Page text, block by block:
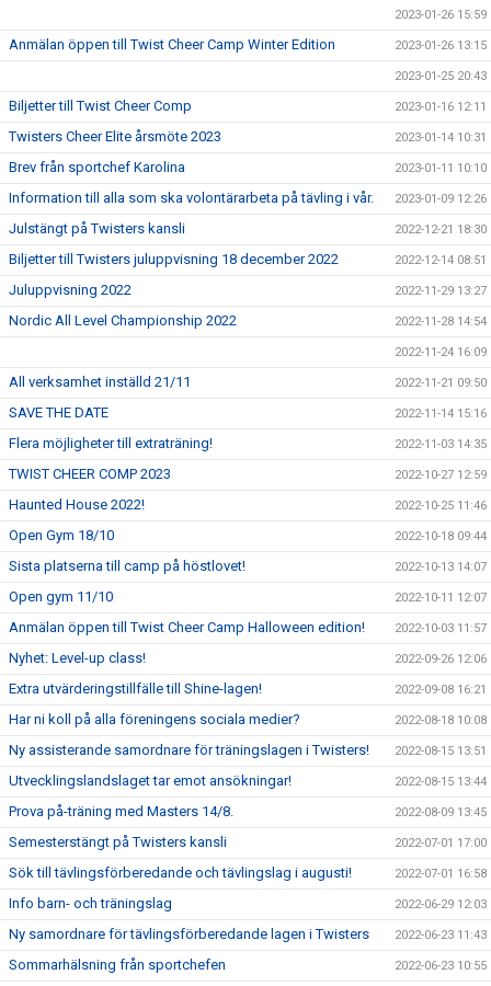
2023-01-26 15:59
Anmälan öppen till Twist Cheer Camp Winter Edition 2023-01-26 13:15
2023-01-25 20:43
Biljetter till Twist Cheer Comp 2023-01-16 12:11
Twisters Cheer Elite årsmöte 2023 2023-01-14 10:31
Brev från sportchef Karolina 2023-01-11 10:10
Information till alla som ska volontärarbeta på tävling i vår. 2023-01-09 12:26
Julstängt på Twisters kansli 2022-12-21 18:30
Biljetter till Twisters juluppvisning 18 december 2022 2022-12-14 08:51
Juluppvisning 2022 2022-11-29 13:27
Nordic All Level Championship 2022 2022-11-28 14:54
2022-11-24 16:09
All verksamhet inställd 21/11 2022-11-21 09:50
SAVE THE DATE 2022-11-14 15:16
Flera möjligheter till extraträning! 2022-11-03 14:35
TWIST CHEER COMP 2023 2022-10-27 12:59
Haunted House 2022! 2022-10-25 11:46
Open Gym 18/10 2022-10-18 09:44
Sista platserna till camp på höstlovet! 2022-10-13 14:07
Open gym 11/10 2022-10-11 12:07
Anmälan öppen till Twist Cheer Camp Halloween edition! 2022-10-03 11:57
Nyhet: Level-up class! 2022-09-26 12:06
Extra utvärderingstillfälle till Shine-lagen! 2022-09-08 16:21
Har ni koll på alla föreningens sociala medier? 2022-08-18 10:08
Ny assisterande samordnare för träningslagen i Twisters! 2022-08-15 13:51
Utvecklingslandslaget tar emot ansökningar! 2022-08-15 13:44
Prova på-träning med Masters 14/8. 2022-08-09 13:45
Semesterstängt på Twisters kansli 2022-07-01 17:00
Sök till tävlingsförberedande och tävlingslag i augusti! 2022-07-01 16:58
Info barn- och träningslag 2022-06-29 12:03
Ny samordnare för tävlingsförberedande lagen i Twisters 2022-06-23 11:43
Sommarhälsning från sportchefen 2022-06-23 10:55